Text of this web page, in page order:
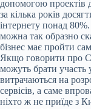
допомогою проектів
за кілька років
інтернету понад
можна так образно
бізнес має пройти
Якщо говорити про
можуть брати участь
витрачаються на
сервісів, а саме
ніхто ж не приїде з